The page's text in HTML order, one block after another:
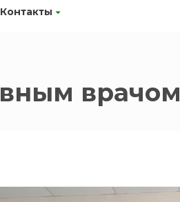
Контакты
врачом